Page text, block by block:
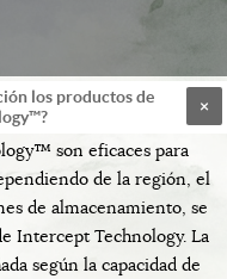
los productos de
son eficaces para
de la región, el
de almacenamiento, se
Intercept Technology. La
según la capacidad de